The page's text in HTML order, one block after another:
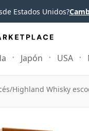
Estados Unidos?
Japón USA
/Highland Whisky